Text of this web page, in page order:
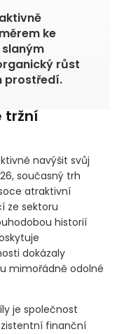
ke
růst
prostředí.
tržní
navýšit svůj
současný trh
atraktivní
ze sektoru
historií
dokázaly
mimořádně odolné
je společnost
finanční